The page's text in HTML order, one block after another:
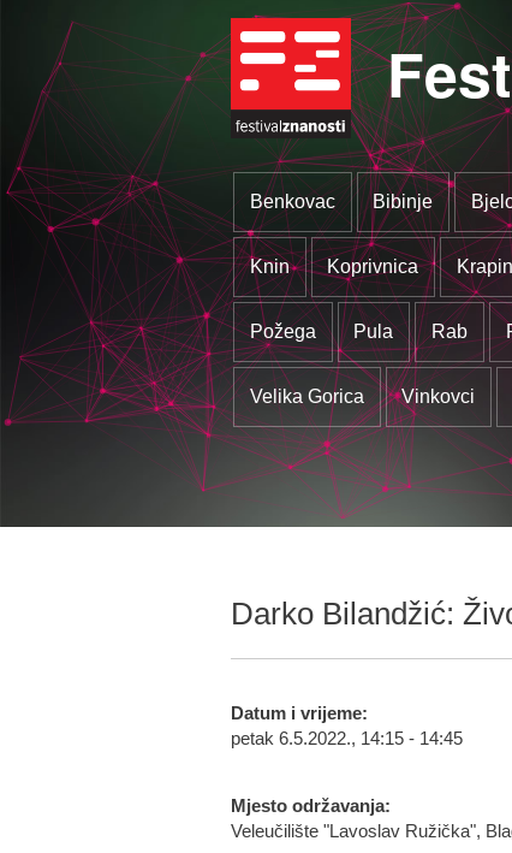
Benkovac Bibinje
Knin Koprivnica
Požega Pula Rab
Velika Gorica Vinkovci
Darko Bilandžić:
Datum i vrijeme:
petak 6.5.2022., 14:15 - 14:45
Mjesto održavanja:
Veleučilište "Lavoslav Ružička",